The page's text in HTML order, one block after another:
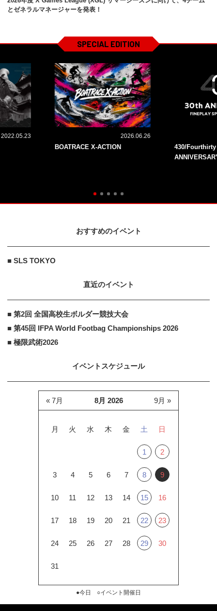
とゼネラルマネージャーを発表！
SPECIAL EDITION
2022.05.23 2026.06.26
BOATRACE X-ACTION
430/
おすすめのイベント
■ SLS TOKYO
直近のイベント
■ 第2回 全国高校生ボルダー競技大会
■ 第45回 IFPA World Footbag Championships 2026
■ 極限武術2026
イベントスケジュール
8月 2026
月 火 水 木 金 土 日
1 2
3 4 5 6 7 8 9
10 11 12 13 14 15 16
17 18 19 20 21 22 23
24 25 26 27 28 29 30
31
« 7月 9月 »
●今日 ○イベント開催日